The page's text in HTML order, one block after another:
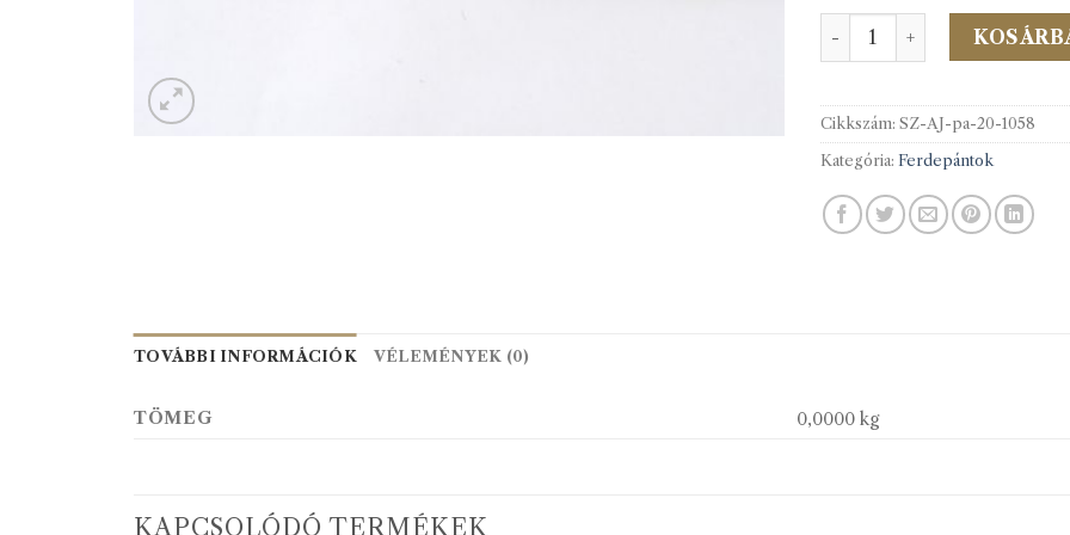
PES/Pam.f.pánt 20 mm
Cikkszám: SZ-AJ-pa-20-1058
Kategória: Ferdepántok
TOVÁBBI INFORMÁCIÓK VÉLEMÉNYEK (0)
TÖMEG 0,0000 kg
KAPCSOLÓDÓ TERMÉKEK